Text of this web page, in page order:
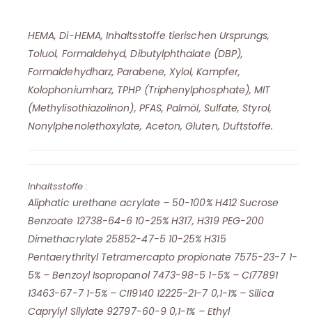
HEMA, Di-HEMA, Inhaltsstoffe tierischen Ursprungs,
Toluol, Formaldehyd, Dibutylphthalate (DBP),
Formaldehydharz, Parabene, Xylol, Kampfer,
Kolophoniumharz, TPHP (Triphenylphosphate), MIT
(Methylisothiazolinon), PFAS, Palmöl, Sulfate, Styrol,
Nonylphenolethoxylate, Aceton, Gluten, Duftstoffe.
Inhaltsstoffe :
Aliphatic urethane acrylate – 50-100% H412 Sucrose
Benzoate 12738-64-6 10-25% H317, H319 PEG-200
Dimethacrylate 25852-47-5 10-25% H315
Pentaerythrityl Tetramercapto propionate 7575-23-7 1-
5% – Benzoyl Isopropanol 7473-98-5 1-5% – CI77891
13463-67-7 1-5% – CI19140 12225-21-7 0,1-1% – Silica
Caprylyl Silylate 92797-60-9 0,1-1% – Ethyl